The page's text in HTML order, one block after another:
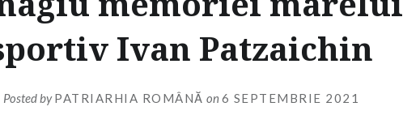
Ivan Patzaichin
Posted byPATRIARHIA ROMÂNĂ on 6 SEPTEMBRIE 2021